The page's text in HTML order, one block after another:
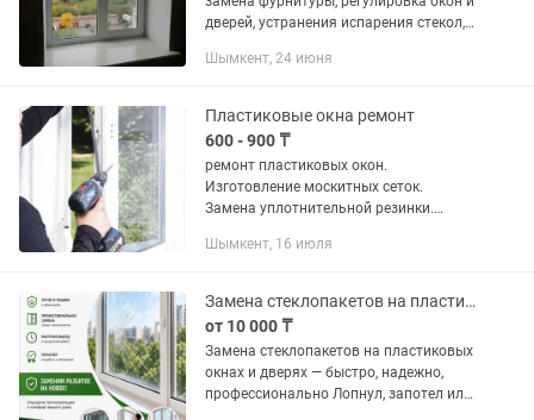
дверей, устранения испарения стекол,
стекло пакета. Мелкосрочки по дому.
Шымкент, 24 июня
Пластиковые окна ремонт
600 - 900 ₸
ремонт пластиковых окон.
Изготовление москитных сеток.
Замена уплотнительной резинки.
Восстановление геометрии створки.
Шымкент, 16 июля
Замена стеклопакетов на пластиковых окнах и дверях
от 10 000 ₸
Замена стеклопакетов на пластиковых
окнах и дверях — быстро, надежно,
профессионально Лопнул, запотел или